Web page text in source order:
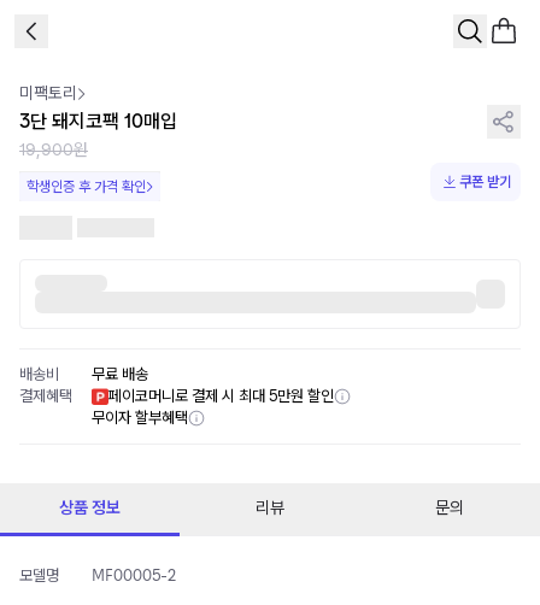
미팩토리
3단 돼지코팩 10매입
19,900원
학생인증 후 가격 확인 쿠폰 받기
배송비
무료 배송
결제혜택
페이코머니로 결제 시 최대 5만원 할인
무이자 할부혜택
상품 정보 리뷰 문의
모델명 MF00005-2